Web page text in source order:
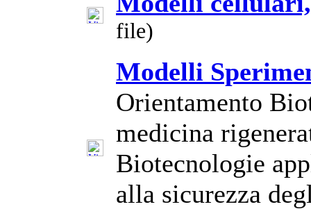
file)
Modelli
Orientamento
medicina
Biotecnologie
alla sicurezza